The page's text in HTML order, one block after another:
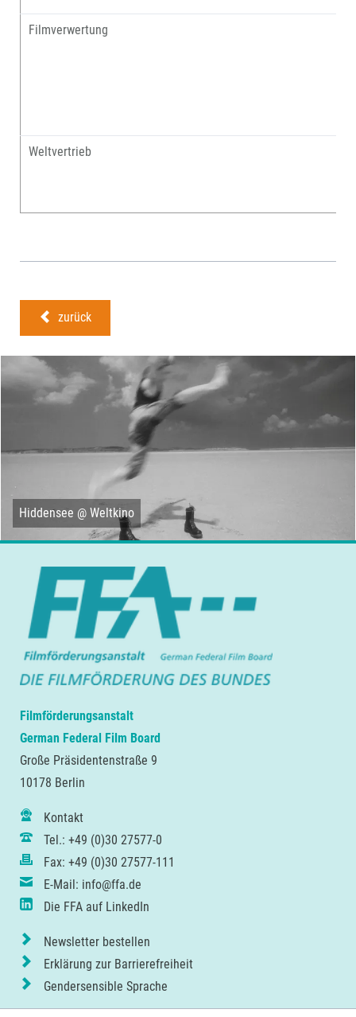
Filmverwertung
Weltvertrieb
zurück
Hiddensee @ Weltkino
Filmförderungsanstalt
German Federal Film Board
Große Präsidentenstraße 9
10178 Berlin
Kontakt
Tel.: +49 (0)30 27577-0
Fax: +49 (0)30 27577-111
E-Mail: info@ffa.de
Die FFA auf LinkedIn
Newsletter bestellen
Erklärung zur Barrierefreiheit
Gendersensible Sprache